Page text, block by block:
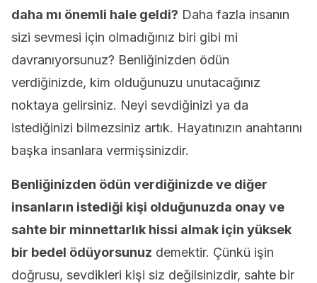
daha mı önemli hale geldi? Daha fazla insanın
sizi sevmesi için olmadığınız biri gibi mi
davranıyorsunuz? Benliğinizden ödün
verdiğinizde, kim olduğunuzu unutacağınız
noktaya gelirsiniz. Neyi sevdiğinizi ya da
istediğinizi bilmezsiniz artık. Hayatınızın anahtarını
başka insanlara vermişsinizdir.
Benliğinizden ödün verdiğinizde ve diğer
insanların istediği kişi olduğunuzda onay ve
sahte bir minnettarlık hissi almak için yüksek
bir bedel ödüyorsunuz demektir. Çünkü işin
doğrusu, sevdikleri kişi siz değilsinizdir, sahte bir